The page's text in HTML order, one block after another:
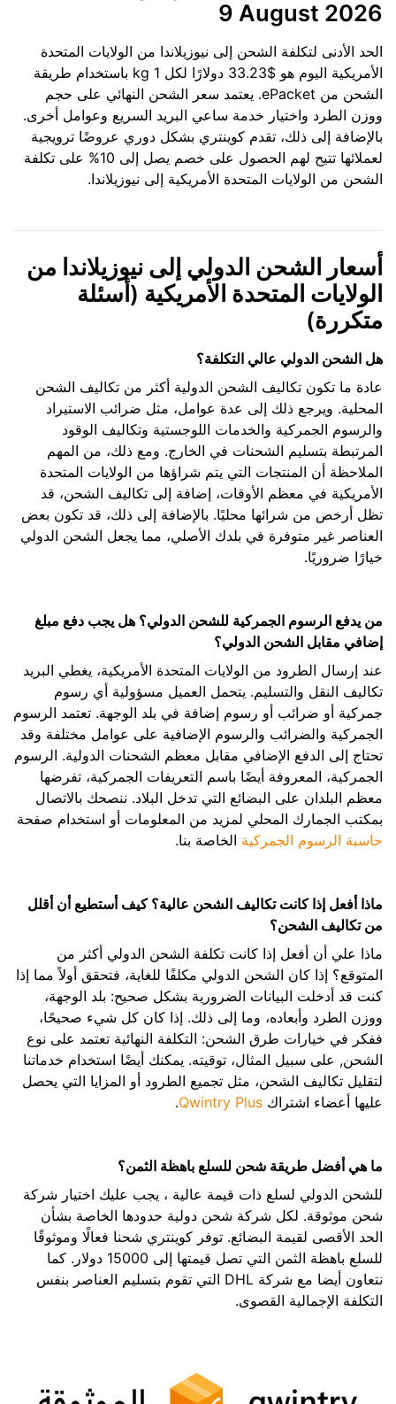
9 August 2026
الحد الأدنى لتكلفة الشحن إلى نيوزيلاندا من الولايات المتحدة
الأمريكية اليوم هو $33.23 دولارًا لكل 1 kg باستخدام طريقة
الشحن من ePacket. يعتمد سعر الشحن النهائي على حجم
ووزن الطرد واختيار خدمة ساعي البريد السريع وعوامل أخرى.
بالإضافة إلى ذلك، تقدم كوينتري بشكل دوري عروضًا ترويجية
لعملائها تتيح لهم الحصول على خصم يصل إلى 10% على تكلفة
الشحن من الولايات المتحدة الأمريكية إلى نيوزيلاندا.
أسعار الشحن الدولي إلى نيوزيلاندا من
الولايات المتحدة الأمريكية (أسئلة
متكررة)
هل الشحن الدولي عالي التكلفة؟
عادة ما تكون تكاليف الشحن الدولية أكثر من تكاليف الشحن
المحلية. ويرجع ذلك إلى عدة عوامل، مثل ضرائب الاستيراد
والرسوم الجمركية والخدمات اللوجستية وتكاليف الوقود
المرتبطة بتسليم الشحنات في الخارج. ومع ذلك، من المهم
الملاحظة أن المنتجات التي يتم شراؤها من الولايات المتحدة
الأمريكية في معظم الأوقات، إضافة إلى تكاليف الشحن، قد
تظل أرخص من شرائها محليًا. بالإضافة إلى ذلك، قد تكون بعض
العناصر غير متوفرة في بلدك الأصلي، مما يجعل الشحن الدولي
خيارًا ضروريًا.
من يدفع الرسوم الجمركية للشحن الدولي؟ هل يجب دفع مبلغ
إضافي مقابل الشحن الدولي؟
عند إرسال الطرود من الولايات المتحدة الأمريكية، يغطي البريد
تكاليف النقل والتسليم. يتحمل العميل مسؤولية أي رسوم
جمركية أو ضرائب أو رسوم إضافة في بلد الوجهة. تعتمد الرسوم
الجمركية والضرائب والرسوم الإضافية على عوامل مختلفة وقد
تحتاج إلى الدفع الإضافي مقابل معظم الشحنات الدولية. الرسوم
الجمركية، المعروفة أيضًا باسم التعريفات الجمركية، تفرضها
معظم البلدان على البضائع التي تدخل البلاد. ننصحك بالاتصال
بمكتب الجمارك المحلي لمزيد من المعلومات أو استخدام صفحة
حاسبة الرسوم الجمركية الخاصة بنا.
ماذا أفعل إذا كانت تكاليف الشحن عالية؟ كيف أستطيع أن أقلل
من تكاليف الشحن؟
ماذا علي أن أفعل إذا كانت تكلفة الشحن الدولي أكثر من
المتوقع؟ إذا كان الشحن الدولي مكلفًا للغاية، فتحقق أولاً مما إذا
كنت قد أدخلت البيانات الضرورية بشكل صحيح: بلد الوجهة،
ووزن الطرد وأبعاده، وما إلى ذلك. إذا كان كل شيء صحيحًا،
ففكر في خيارات طرق الشحن: التكلفة النهائية تعتمد على نوع
الشحن, على سبيل المثال، توقيته. يمكنك أيضًا استخدام خدماتنا
لتقليل تكاليف الشحن، مثل تجميع الطرود أو المزايا التي يحصل
عليها أعضاء اشتراك Qwintry Plus
.
ما هي أفضل طريقة شحن للسلع باهظة الثمن؟
للشحن الدولي لسلع ذات قيمة عالية ، يجب عليك اختيار شركة
شحن موثوقة. لكل شركة شحن دولية حدودها الخاصة بشأن
الحد الأقصى لقيمة البضائع. توفر كوينتري شحنا فعالًا وموثوقًا
للسلع باهظة الثمن التي تصل قيمتها إلى 15000 دولار. كما
نتعاون أيضا مع شركة DHL التي تقوم بتسليم العناصر بنفس
التكلفة الإجمالية القصوى.